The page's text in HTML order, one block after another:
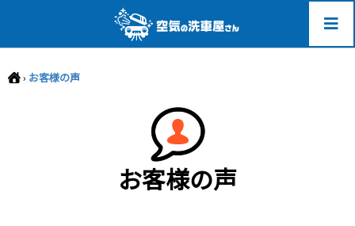
› お客様の声
お客様の声